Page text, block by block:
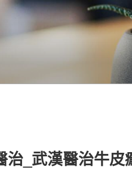
治_武漢醫治牛